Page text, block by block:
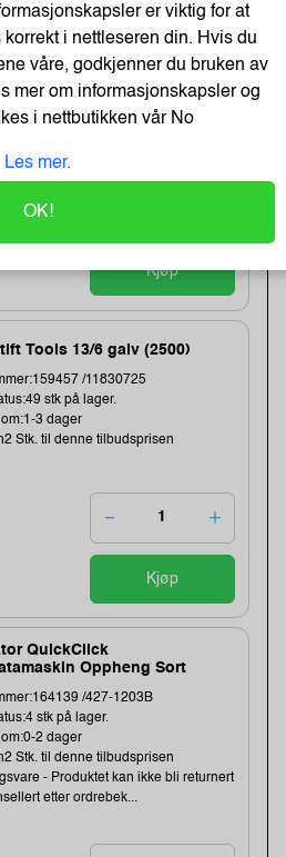
meter length
/BDL7J000102058
stk på lager.
Stk. til denne tilbudsprisen
- Produktet kan ikke bli returnert
Kjøp
Tools 13/6 galv (2500)
/11830725
stk på lager.
3 dager
Stk. til denne tilbudsprisen
Kjøp
QuickClick
Oppheng Sort
/427-1203B
stk på lager.
2 dager
Stk. til denne tilbudsprisen
- Produktet kan ikke bli returnert
etter ordrebek...
er viktig for at
i nettleseren din. Hvis du
våre, godkjenner du bruken av
mer om informasjonskapsler og
i nettbutikken vårNo
Les mer.
OK!